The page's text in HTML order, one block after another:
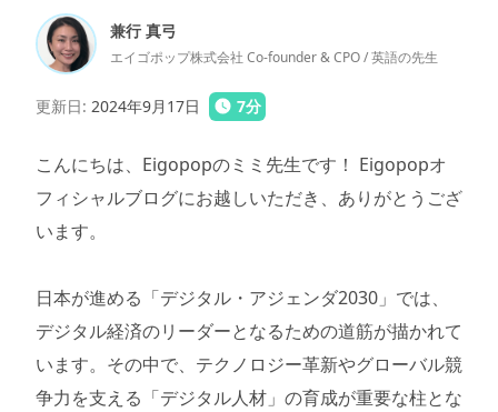
兼行 真弓
エイゴポップ株式会社 Co-founder & CPO / 英語の先生
更新日: 2024年9月17日 7分
こんにちは、Eigopopのミミ先生です！ Eigopopオ
フィシャルブログにお越しいただき、ありがとうござ
います。
日本が進める「デジタル・アジェンダ2030」では、
デジタル経済のリーダーとなるための道筋が描かれて
います。その中で、テクノロジー革新やグローバル競
争力を支える「デジタル人材」の育成が重要な柱とな